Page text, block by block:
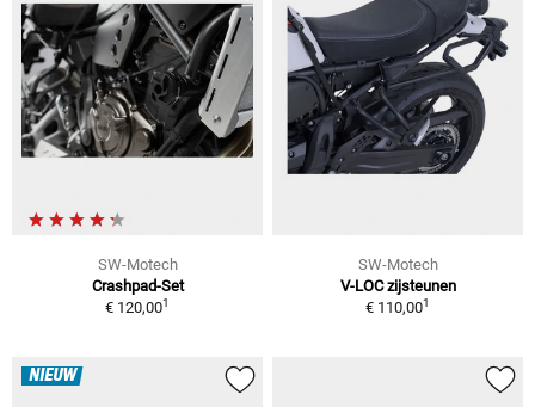
SW-Motech
Crashpad-Set
€ 120,001
SW-Motech
V-LOC zijsteunen
€ 110,001
NIEUW